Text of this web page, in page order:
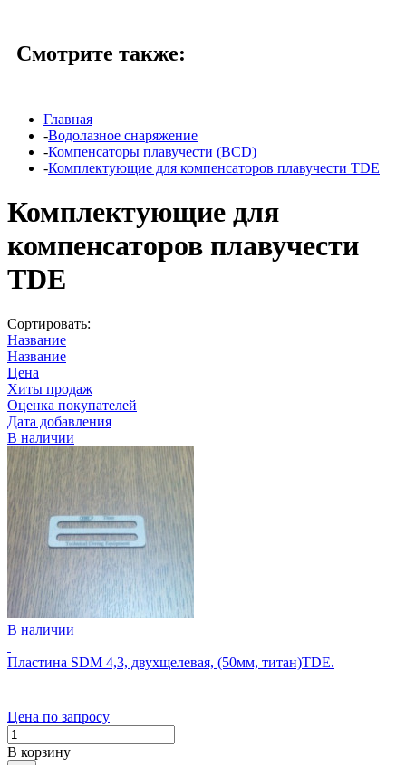
Смотрите также:
Главная
-Водолазное снаряжение
-Компенсаторы плавучести (BCD)
-Комплектующие для компенсаторов плавучести TDE
Комплектующие для
компенсаторов плавучести
TDE
Сортировать:
Название
Название
Цена
Хиты продаж
Оценка покупателей
Дата добавления
В наличии
В наличии
Пластина SDM 4,3, двухщелевая, (50мм, титан)TDE.
Цена по запросу
В корзину